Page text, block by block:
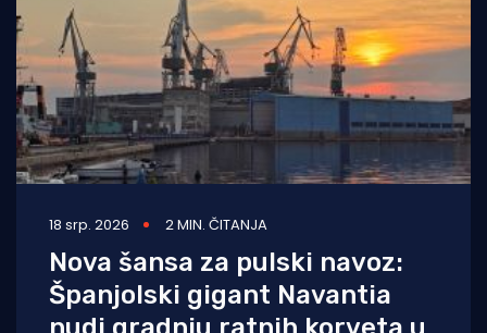
18 srp. 2026 2 MIN. ČITANJA
Nova šansa za pulski navoz:
Španjolski gigant Navantia